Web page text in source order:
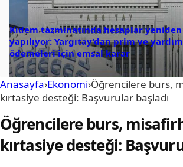
Kıdem tazminatında hesaplar yeniden
yapılıyor: Yargıtay’dan prim ve yardım
ödemeleri için emsal karar
Anasayfa›Ekonomi›Öğrencilere burs,
kırtasiye desteği: Başvurular başladı
Öğrencilere burs,
kırtasiye desteği: